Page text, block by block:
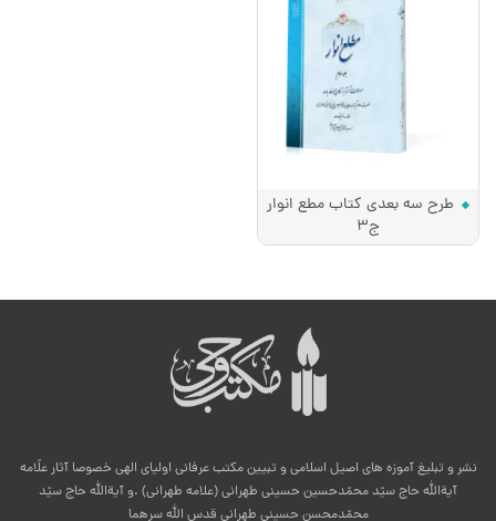
طرح سه بعدی کتاب مطع انوار
ج3
نشر و تبلیغ آموزه های اصیل اسلامی و تبیین مکتب عرفانی اولیای الهی خصوصا آثار علّامه
آیةالله حاج سیّد محمّدحسین حسینی طهرانی (علامه طهرانی) .و آیةالله حاج سیّد
محمّدمحسن حسینی طهرانی قدس الله سرهما